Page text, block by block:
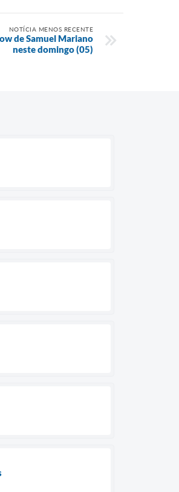
NOTÍCIA MENOS RECENTE
de Samuel Mariano
neste domingo (05)